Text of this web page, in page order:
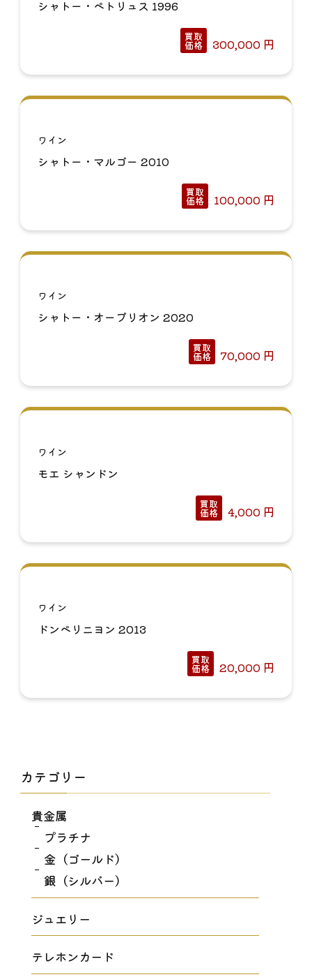
シャトー・ペトリュス 1996
買取
価格 300,000 円
ワイン
シャトー・マルゴー 2010
買取
価格 100,000 円
ワイン
シャトー・オーブリオン 2020
買取
価格 70,000 円
ワイン
モエ シャンドン
買取
価格 4,000 円
ワイン
ドンペリニヨン 2013
買取
価格 20,000 円
カテゴリー
貴金属
プラチナ
金（ゴールド）
銀（シルバー）
ジュエリー
テレホンカード